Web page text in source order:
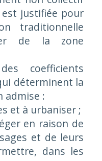
justifiée pour
traditionnelle
de la zone
coefficients
déterminent la
admise :
et à urbaniser ;
en raison de
et de leurs
dans les